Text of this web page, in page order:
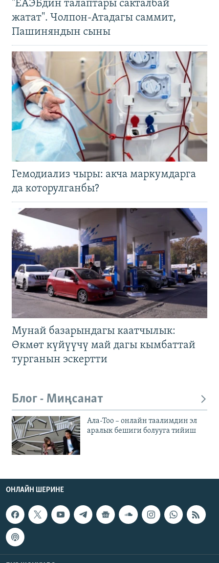
"ЕАЭБдин талаптары сакталбай
жатат". Чолпон-Атадагы саммит,
Пашиняндын сыны
Гемодиализ чыры: акча маркумдарга
да которулганбы?
Мунай базарындагы каатчылык:
Өкмөт күйүүчү май дагы кымбаттай
турганын эскертти
Блог - Миңсанат
Ала-Тоо – онлайн таалимдин эл
аралык бешиги болууга тийиш
ОНЛАЙН ШЕРИНЕ